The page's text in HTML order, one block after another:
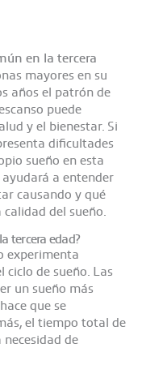
en la tercera
mayores en su
años el patrón de
puede
y el bienestar. Si
dificultades
sueño en esta
a entender
causando y qué
del sueño.
tercera edad?
experimenta
de sueño. Las
un sueño más
que se
el tiempo total de
de